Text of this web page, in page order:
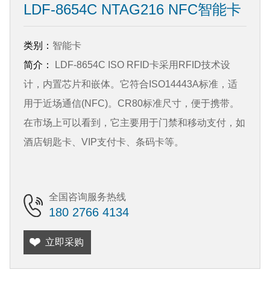
LDF-8654C NTAG216 NFC智能卡
类别： 智能卡
简介：
LDF-8654C ISO RFID卡采用RFID技术设
计，内置芯片和嵌体。它符合ISO14443A标准，适
用于近场通信(NFC)。CR80标准尺寸，便于携带。
在市场上可以看到，它主要用于门禁和移动支付，如
酒店钥匙卡、VIP支付卡、条码卡等。
全国咨询服务热线
180 2766 4134
立即采购